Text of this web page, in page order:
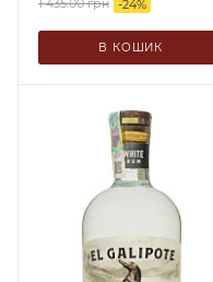
1 435.00грн -24%
В КОШИК